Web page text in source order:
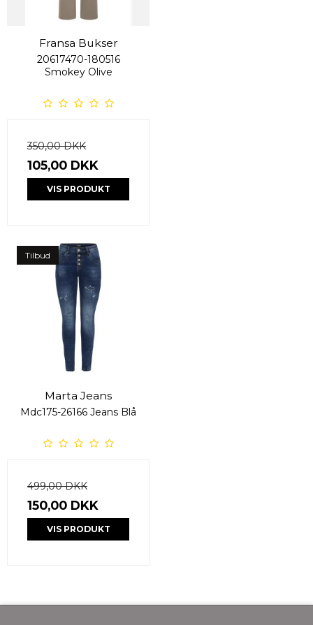
Fransa Bukser
20617470-180516
Smokey Olive
350,00 DKK
105,00 DKK
VIS PRODUKT
Tilbud
Marta Jeans
Mdc175-26166 Jeans Blå
499,00 DKK
150,00 DKK
VIS PRODUKT